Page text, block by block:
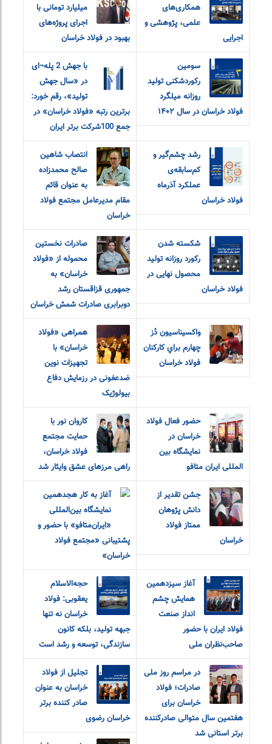
همکاری‌های
علمی، پژوهشی و
اجرایی
میلیارد تومانی با
اجرای پروژه‌های
بهبود در فولاد خراسان
سومین
رکوردشکنی تولید
روزانه میلگرد
فولاد خراسان در سال ۱۴۰۲
با جهش 2 پله¬ای
در «سال جهش
تولید»، رقم خورد:
برترین رتبه «فولاد خراسان» در
جمع 100شرکت برتر ایران
رشد چشم‌گیر و
کم‌سابقه‌ی
عملکرد آذرماه
فولاد خراسان
انتصاب شاهین
صالح محمدزاده
به عنوان قائم
مقام مدیرعامل مجتمع فولاد
خراسان
شکسته شدن
رکورد روزانه تولید
محصول نهایی در
فولاد خراسان
صادرات نخستین
محموله از «فولاد
خراسان» به
جمهوری قزاقستان رشد
دوبرابری صادرات شمش خراسان
واکسيناسيون دُز
چهارم براي کارکنان
فولاد خراسان
همراهی «فولاد
خراسان» با
تجهیزات نوین
ضدعفونی در رزمایش دفاع
بیولوژیک
حضور فعال فولاد
خراسان در
نمایشگاه بین
المللی ایران متافو
کاروان نور با
حمایت مجتمع
فولاد خراسان،
راهی مرزهای عشق و‌ایثار شد
جشن تقدیر از
دانش پژوهان
ممتاز فولاد
خراسان
آغاز به کار هجدهمین
نمایشگاه بین‌المللی
«ایران‌متافو» با حضور و
پشتیبانی «مجتمع فولاد
خراسان»
آغاز سیزدهمین
همایش چشم
انداز صنعت
فولاد ایران با حضور
صاحب‌نظران ملی
حجه‌الاسلام
یعقوبی: فولاد
خراسان نه تنها
جبهه تولید، بلکه کانون
سازندگی، توسعه و رشد است
در مراسم روز ملی
صادرات؛ فولاد
خراسان برای
هفتمین سال متوالی صادرکننده
برتر استانی شد
تجلیل از فولاد
خراسان به عنوان
صادر کننده برتر
خراسان رضوی